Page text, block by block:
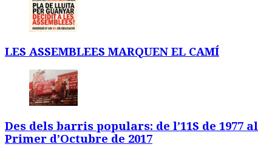
LES ASSEMBLEES MARQUEN EL CAMÍ
Des dels barris populars: de l’11S de 1977 al
Primer d’Octubre de 2017